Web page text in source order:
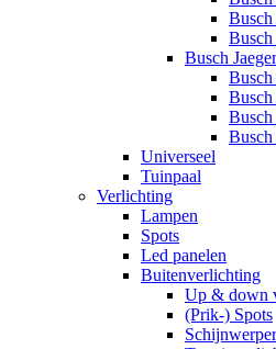
Busch
Busch
Busch
Busch
Busch
Busch
Busch
Universeel
Tuinpaal
Verlichting
Lampen
Spots
Led panelen
Buitenverlichting
Up & down
(Prik-) Spots